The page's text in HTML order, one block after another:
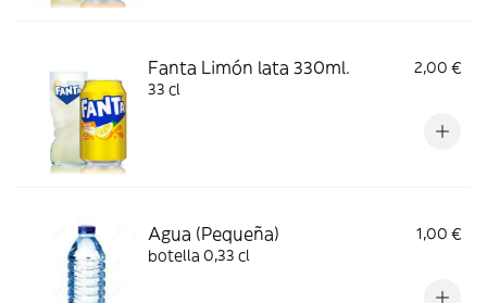
Fanta Limón lata 330ml.
2,00 €
33 cl
Agua (Pequeña)
1,00 €
botella 0,33 cl